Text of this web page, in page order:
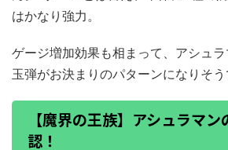
はかなり強力。
ゲージ増加効果も相まって、アシュ
玉弾がお決まりのパターンになりそう
【魔界の王族】アシュラマ
認！